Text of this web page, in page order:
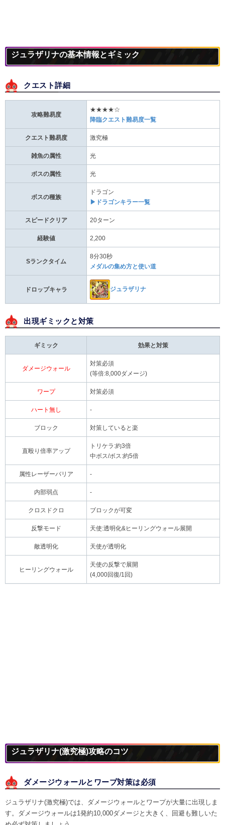
ジュラザリナの基本情報とギミック
クエスト詳細
攻略難易度
★★★★☆
降臨クエスト難易度一覧
クエスト難易度 激究極
雑魚の属性 光
ボスの属性 光
ボスの種族
ドラゴン
▶ドラゴンキラー一覧
スピードクリア 20ターン
経験値 2,200
Sランクタイム
8分30秒
メダルの集め方と使い道
ドロップキャラ ジュラザリナ
出現ギミックと対策
ギミック 効果と対策
ダメージウォール
対策必須
(等倍:8,000ダメージ)
ワープ 対策必須
ハート無し -
ブロック 対策していると楽
直殴り倍率アップ
トリケラ:約3倍
中ボス/ボス:約5倍
属性レーザーバリア -
内部弱点 -
クロスドクロ ブロックが可変
反撃モード 天使:透明化&ヒーリングウォール展開
敵透明化 天使が透明化
ヒーリングウォール
天使の反撃で展開
(4,000回復/1回)
ジュラザリナ(激究極)攻略のコツ
ダメージウォールとワープ対策は必須
ジュラザリナ(激究極)では、ダメージウォールとワープが大量に出現しま
す。ダメージウォールは1発約10,000ダメージと大きく、回避も難しいた